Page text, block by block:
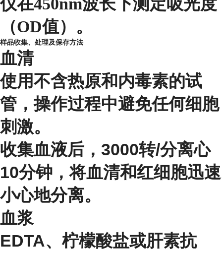
仪在450nm波长下测定吸光度
（OD值）。
样品收集、处理及保存方法
血清
使用不含热原和内毒素的试
管，操作过程中避免任何细胞
刺激。
收集血液后，3000转/分离心
10分钟，将血清和红细胞迅速
小心地分离。
血浆
EDTA、柠檬酸盐或肝素抗